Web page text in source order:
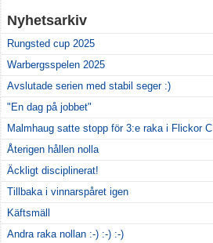
Nyhetsarkiv
Rungsted cup 2025
Warbergsspelen 2025
Avslutade serien med stabil seger :)
"En dag på jobbet"
Malmhaug satte stopp för 3:e raka i Flickor C
Återigen hållen nolla
Äckligt disciplinerat!
Tillbaka i vinnarspåret igen
Käftsmäll
Andra raka nollan :-) :-) :-)